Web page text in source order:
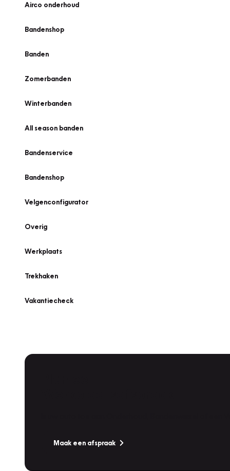
Airco onderhoud
Bandenshop
Banden
Zomerbanden
Winterbanden
All season banden
Bandenservice
Bandenshop
Velgenconfigurator
Overig
Werkplaats
Trekhaken
Vakantiecheck
Maak een afspraak